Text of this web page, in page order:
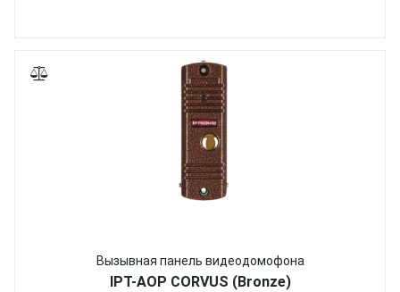
Вызывная панель видеодомофона
IPT-AOP CORVUS (Bronze)